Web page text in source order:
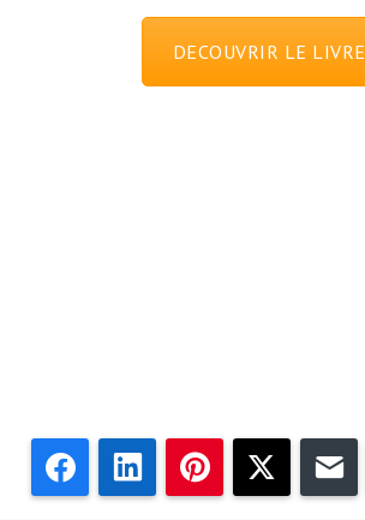
DECOUVRIR LE LIVRE
FacebookLinkedIn PinterestTwitter